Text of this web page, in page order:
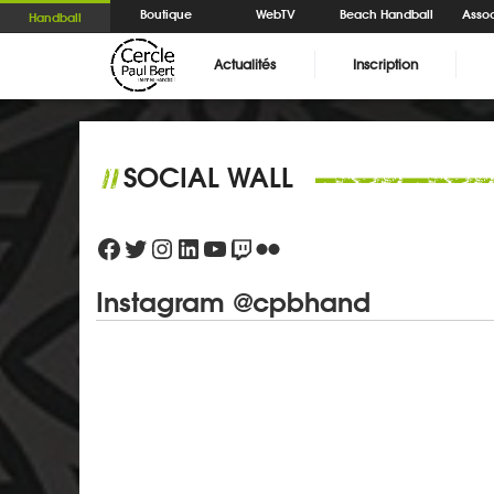
Handball Boutique WebTV Beach Handball
Actualités Inscription
//SOCIAL WALL
Facebook
Twitter
Instagram
LinkedIn
YouTube
Twitch
Flickr
Instagram @cpbhand